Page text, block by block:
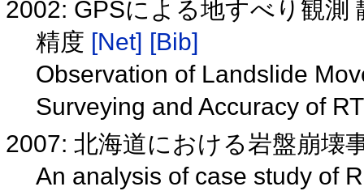
2002: GPSによる地すべり観測
精度 [Net] [Bib]
Observation of Landslide
Surveying and Accuracy of
2007: 北海道における岩盤崩壊
An analysis of case study of